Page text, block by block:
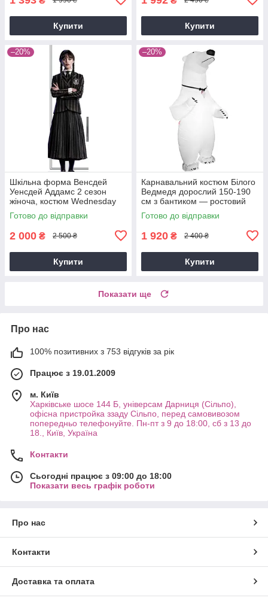
Купити Купити
–20%
Шкільна форма Венсдей
Уенсдей Аддамс 2 сезон
жіноча, костюм Wednesday
Addams для аніматорів і
вечірок, розмір M L
Готово до відправки
2 000 ₴ 2 500 ₴
Купити
–20%
Карнавальний костюм Білого
Ведмедя дорослий 150-190
см з бантиком — ростовий
костюм ведмедика для
аніматорів
Готово до відправки
1 920 ₴ 2 400 ₴
Купити
Показати ще
Про нас
100% позитивних з 753 відгуків за рік
Працює з 19.01.2009
м. Київ
Харківське шосе 144 Б, універсам Дарниця (Сільпо),
офісна пристройка ззаду Сільпо, перед самовивозом
попередньо телефонуйте. Пн-пт з 9 до 18:00, сб з 13 до
18., Київ, Україна
Контакти
Сьогодні працює з 09:00 до 18:00
Показати весь графік роботи
Про нас
Контакти
Доставка та оплата